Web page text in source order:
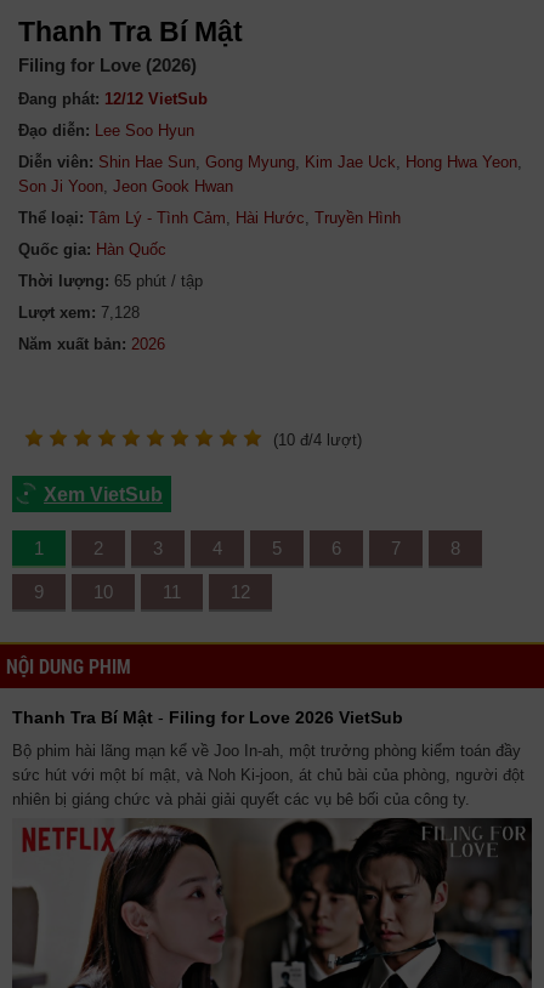
Thanh Tra Bí Mật
Filing for Love (2026)
Đang phát: 12/12 VietSub
Đạo diễn: Lee Soo Hyun
Diễn viên: Shin Hae Sun, Gong Myung, Kim Jae Uck, Hong Hwa Yeon,
Son Ji Yoon, Jeon Gook Hwan
Thể loại: Tâm Lý - Tình Cảm, Hài Hước, Truyền Hình
Quốc gia: Hàn Quốc
Thời lượng: 65 phút / tập
Lượt xem: 7,128
Năm xuất bản:
(10 đ/4 lượt)
Xem VietSub
1 2 3 4 5 6 7 8
9 10 11 12
NỘI DUNG PHIM
Thanh Tra Bí Mật - Filing for Love 2026 VietSub
Bộ phim hài lãng mạn kể về Joo In-ah, một trưởng phòng kiểm toán đầy
sức hút với một bí mật, và Noh Ki-joon, át chủ bài của phòng, người đột
nhiên bị giáng chức và phải giải quyết các vụ bê bối của công ty.